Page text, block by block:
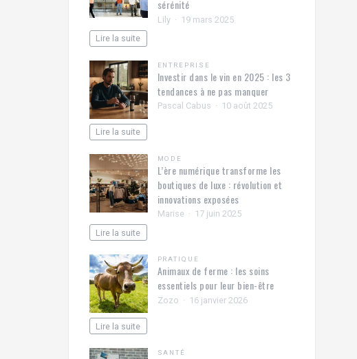
sérénité
Lily
19 mars 2025
Lire la suite
ENTREPRISE
Investir dans le vin en 2025 : les 3
tendances à ne pas manquer
Pascal Cabus 10 août 2025
Lire la suite
MODE
L’ère numérique transforme les
boutiques de luxe : révolution et
innovations exposées
Marise
17 juin 2025
Lire la suite
PRATIQUE
Animaux de ferme : les soins
essentiels pour leur bien-être
Zozo 16 janvier 2026
Lire la suite
SANTÉ